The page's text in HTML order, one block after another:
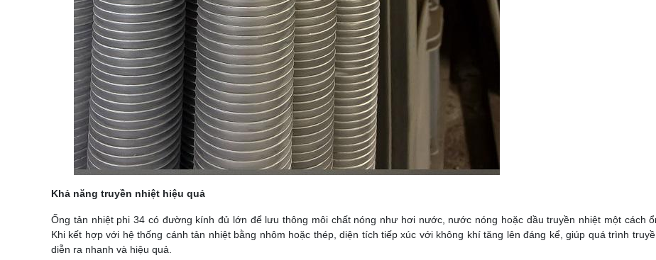
Khả năng truyền nhiệt hiệu quả
Ống tản nhiệt phi 34 có đường kính đủ lớn để lưu thông môi chất nóng như hơi nước, nước nóng hoặc dầu truyền nhiệt một cách
Khi kết hợp với hệ thống cánh tản nhiệt bằng nhôm hoặc thép, diện tích tiếp xúc với không khí tăng lên đáng kể, giúp quá trình
diễn ra nhanh và hiệu quả.